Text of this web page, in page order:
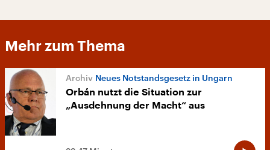
Mehr zum Thema
Neues Notstandsgesetz in Ungarn
Orbán nutzt die Situation zur
„Ausdehnung der Macht“ aus